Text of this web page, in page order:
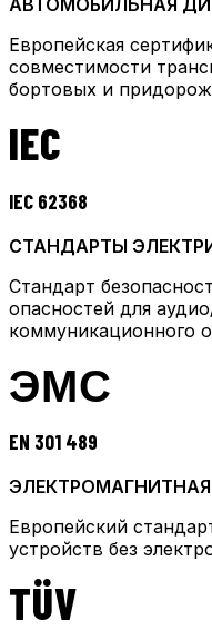
АВТОМОБИЛЬНАЯ
Европейская
совместимости
бортовых и
IEC
IEC 62368
СТАНДАРТЫ
Стандарт
опасностей для
коммуникационного
ЭМС
EN 301 489
Европейский
устройств без
TÜV